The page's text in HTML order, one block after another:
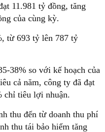
11.981 tỷ đồng, tăng
của cùng kỳ.
từ 693 tỷ lên 787 tỷ
38% so với kế hoạch của
cả năm, công ty đã đạt
chỉ tiêu lợi nhuận.
thu đến từ doanh thu phí
thu tái bảo hiểm tăng